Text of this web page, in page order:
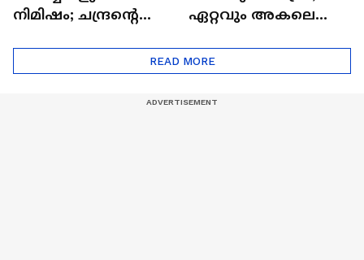
നിമിഷം; ചന്ദ്രന്റെ
ഒറിയോണിന്റെ യാത്ര
ആരംഭിച്ചു
ഏറ്റവും അകലെ
READ MORE